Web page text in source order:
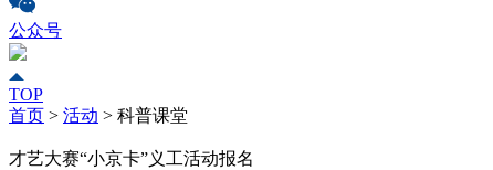
公众号
TOP
首页 > 活动 > 科普课堂
才艺大赛“小京卡”义工活动报名